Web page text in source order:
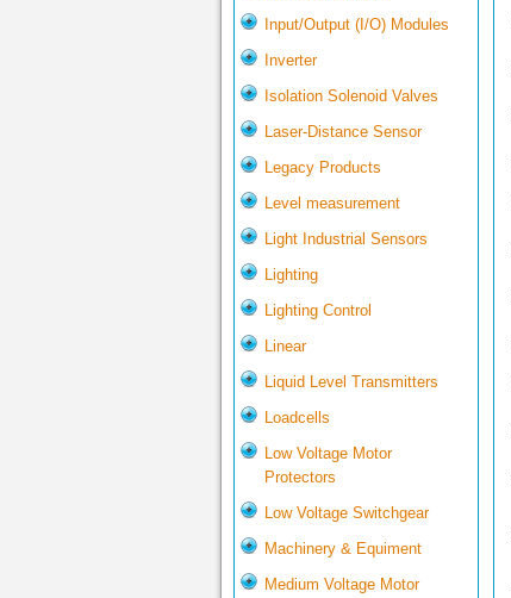
Input/Output (I/O) Modules
Inverter
Isolation Solenoid Valves
Laser-Distance Sensor
Legacy Products
Level measurement
Light Industrial Sensors
Lighting
Lighting Control
Linear
Liquid Level Transmitters
Loadcells
Low Voltage Motor
Protectors
Low Voltage Switchgear
Machinery & Equiment
Medium Voltage Motor